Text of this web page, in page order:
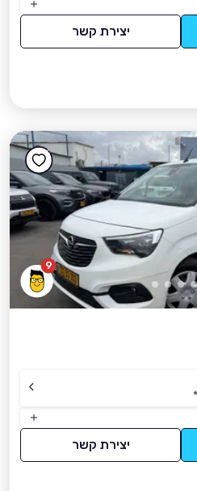
יצירת קשר
9
*
יצירת קשר